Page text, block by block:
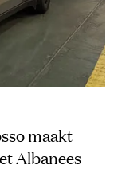
maakt
Albanees